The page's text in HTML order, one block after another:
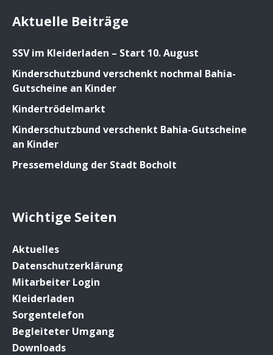
Aktuelle Beiträge
SSV im Kleiderladen – Start 10. August
Kinderschutzbund verschenkt nochmal Bahia-
Gutscheine an Kinder
Kindertrödelmarkt
Kinderschutzbund verschenkt Bahia-Gutscheine
an Kinder
Pressemeldung der Stadt Bocholt
Wichtige Seiten
Aktuelles
Datenschutzerklärung
Mitarbeiter Login
Kleiderladen
Sorgentelefon
Begleiteter Umgang
Downloads